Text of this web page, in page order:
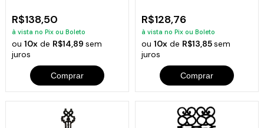
R$138,50
à vista no Pix ou Boleto
ou10x de R$14,89sem
juros
Comprar
R$128,76
à vista no Pix ou Boleto
ou 10xde R$13,85sem
juros
Comprar